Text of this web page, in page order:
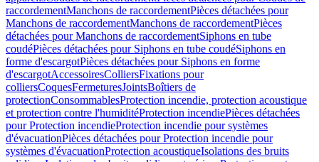
raccordementManchons de raccordementPièces détachées pour
Manchons de raccordementManchons de raccordementPièces
détachées pour Manchons de raccordementSiphons en tube
coudéPièces détachées pour Siphons en tube coudéSiphons en
forme d'escargotPièces détachées pour Siphons en forme
d'escargotAccessoiresColliersFixations pour
colliersCoquesFermeturesJointsBoîtiers de
protectionConsommablesProtection incendie, protection acoustique
et protection contre l'humiditéProtection incendiePièces détachées
pour Protection incendieProtection incendie pour systèmes
d'évacuationPièces détachées pour Protection incendie pour
systèmes d'évacuationProtection acoustiqueIsolations des bruits